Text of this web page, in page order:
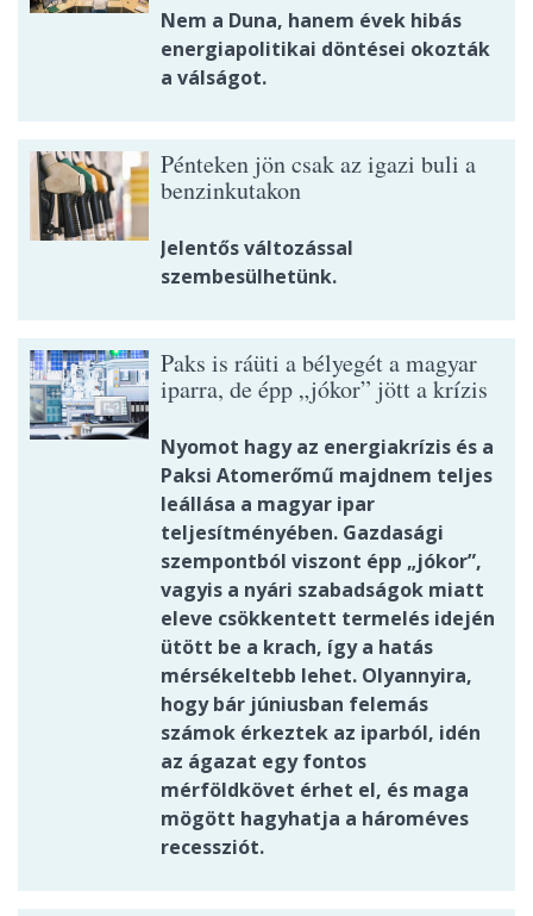
Nem a Duna, hanem évek hibás
energiapolitikai döntései okozták
a válságot.
Pénteken jön csak az igazi buli a
benzinkutakon
Jelentős változással
szembesülhetünk.
Paks is ráüti a bélyegét a magyar
iparra, de épp „jókor” jött a krízis
Nyomot hagy az energiakrízis és a
Paksi Atomerőmű majdnem teljes
leállása a magyar ipar
teljesítményében. Gazdasági
szempontból viszont épp „jókor”,
vagyis a nyári szabadságok miatt
eleve csökkentett termelés idején
ütött be a krach, így a hatás
mérsékeltebb lehet. Olyannyira,
hogy bár júniusban felemás
számok érkeztek az iparból, idén
az ágazat egy fontos
mérföldkövet érhet el, és maga
mögött hagyhatja a hároméves
recessziót.